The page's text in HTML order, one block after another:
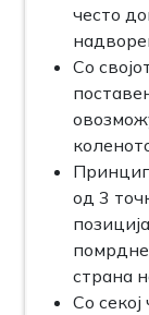
често
Со
од 3
страна
Со